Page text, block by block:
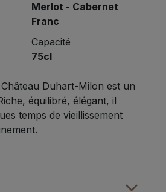
Merlot - Cabernet
Franc
Capacité
75cl
Duhart-Milon est un
équilibré, élégant, il
temps de vieillissement